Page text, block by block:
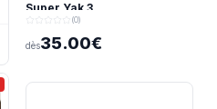
Super Yak 3
(0)
dès35.00€